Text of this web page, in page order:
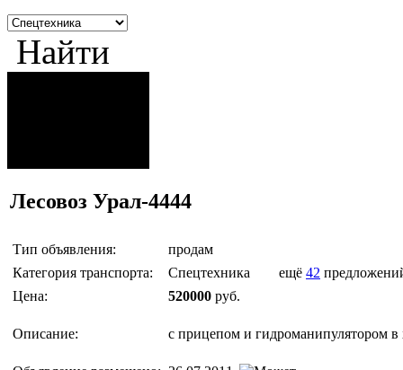
Найти
Лесовоз Урал-4444
Тип объявления:
продам
Категория транспорта:
Спецтехника ещё 42
Цена:
520000 руб.
Описание: с прицепом и гидроманипулятором